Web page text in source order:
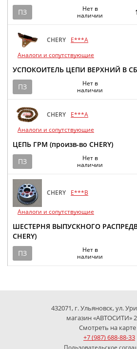
ПЗ
Нет в
наличии
CHERY
E***A
Аналоги и сопутствующие
УСПОКОИТЕЛЬ ЦЕПИ ВЕРХНИЙ В
ПЗ
Нет в
наличии
CHERY
E***A
Аналоги и сопутствующие
ЦЕПЬ ГРМ (произв-во CHERY)
ПЗ
Нет в
наличии
CHERY E***B
Аналоги и сопутствующие
ШЕСТЕРНЯ ВЫПУСКНОГО
CHERY)
ПЗ
Нет в
наличии
432071, г. Ульяновск, ул.
магазин «АВТОСИТИ»
Смотреть на карте
+7 (987) 688-88-33
Пользовательское